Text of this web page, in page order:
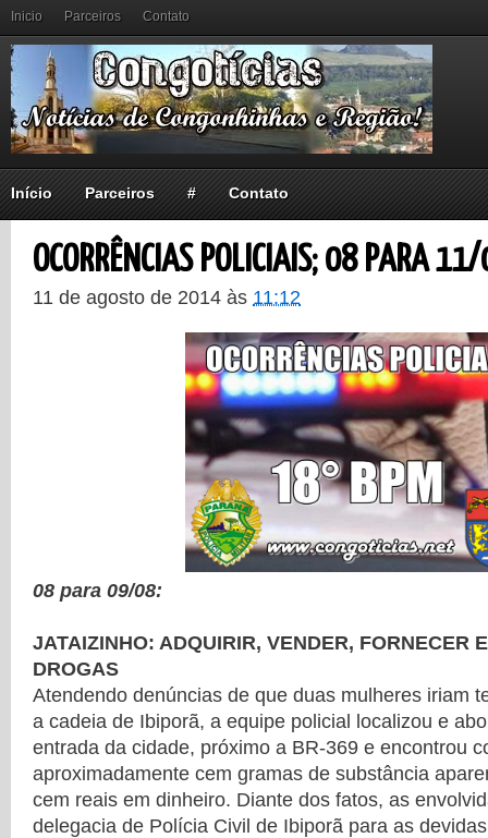
Inicio Parceiros Contato
Início Parceiros # Contato
OCORRÊNCIAS POLICIAIS; 08 PARA
11 de agosto de 2014 às 11:12
08 para 09/08:
JATAIZINHO: ADQUIRIR, VENDER, FORNECER
DROGAS
Atendendo denúncias de que duas mulheres iriam
a cadeia de Ibiporã, a equipe policial localizou e
entrada da cidade, próximo a BR-369 e encontrou
aproximadamente cem gramas de substância
cem reais em dinheiro. Diante dos fatos, as
delegacia de Polícia Civil de Ibiporã para as